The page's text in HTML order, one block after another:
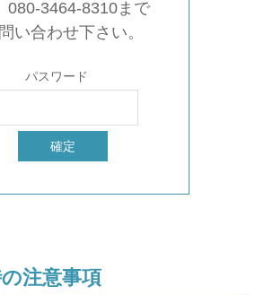
080-3464-8310まで
い合わせ下さい。
パスワード
注意事項